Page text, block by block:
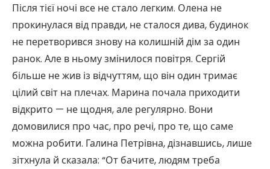
Після тієї ночі все не стало легким. Олена не
прокинулася від правди, не сталося дива, будинок
не перетворився знову на колишній дім за один
ранок. Але в ньому змінилося повітря. Сергій
більше не жив із відчуттям, що він один тримає
цілий світ на плечах. Марина почала приходити
відкрито — не щодня, але регулярно. Вони
домовилися про час, про речі, про те, що саме
можна робити. Галина Петрівна, дізнавшись, лише
зітхнула й сказала: “От бачите, людям треба